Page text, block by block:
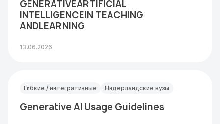
GENERATIVEARTIFICIAL
INTELLIGENCEIN TEACHING
ANDLEARNING
13.06.2026
Гибкие / интегративные Нидерландские вузы
Generative AI Usage Guidelines